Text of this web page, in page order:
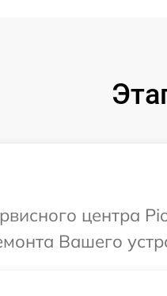
центра
Вашего